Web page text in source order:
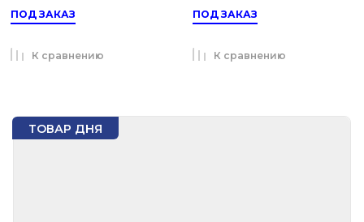
ТОВАР ДНЯ
ПОД ЗАКАЗ
К сравнению
ПОД ЗАКАЗ
К сравнению